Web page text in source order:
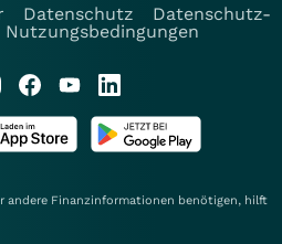
Datenschutz
Datenschutz-
Nutzungsbedingungen
andere Finanzinformationen benötigen, hilft